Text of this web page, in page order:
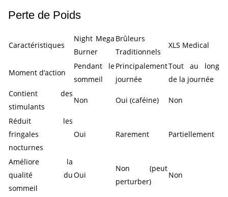
Perte de Poids
Caractéristiques
Night Mega
Burner
Brûleurs
Traditionnels
XLS Medical
Moment d’action
Pendant le
sommeil
Principalement
journée
Tout au long
de la journée
Contient des
stimulants
Non Oui (caféine) Non
Réduit les
fringales
nocturnes
Oui Rarement Partiellement
Améliore la
qualité du
sommeil
Oui
Non (peut
perturber)
Non